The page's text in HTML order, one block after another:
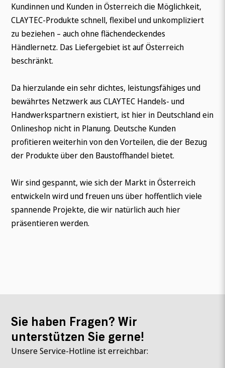
Wonach suchen Sie?
Kundinnen und Kunden in Österreich die Möglichkeit,
CLAYTEC-Produkte schnell, flexibel und unkompliziert
zu beziehen – auch ohne flächendeckendes
Händlernetz. Das Liefergebiet ist auf Österreich
beschränkt.
Da hierzulande ein sehr dichtes, leistungsfähiges und
bewährtes Netzwerk aus CLAYTEC Handels- und
Handwerkspartnern existiert, ist hier in Deutschland ein
Onlineshop nicht in Planung. Deutsche Kunden
profitieren weiterhin von den Vorteilen, die der Bezug
der Produkte über den Baustoffhandel bietet.
Wir sind gespannt, wie sich der Markt in Österreich
entwickeln wird und freuen uns über hoffentlich viele
spannende Projekte, die wir natürlich auch hier
präsentieren werden.
Sie haben Fragen? Wir
unterstützen Sie gerne!
Unsere Service-Hotline ist erreichbar: